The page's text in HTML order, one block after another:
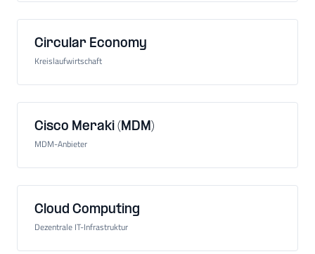
Circular Economy
Kreislaufwirtschaft
Cisco Meraki (MDM)
MDM-Anbieter
Cloud Computing
Dezentrale IT-Infrastruktur